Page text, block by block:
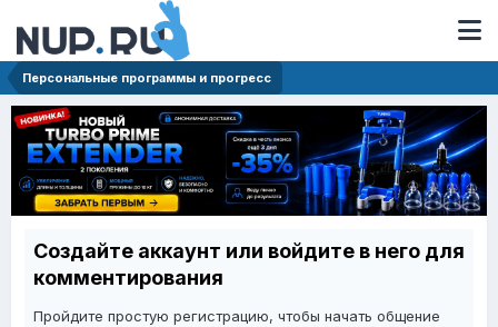
Персональные программы и прогресс
Создайте аккаунт или войдите в него для
комментирования
Пройдите простую регистрацию, чтобы начать общение